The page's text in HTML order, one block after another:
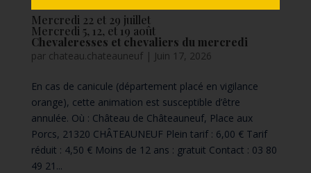
Mercredi 22 et 29 juillet
Mercredi 5, 12, et 19 août
Chevaleresses et chevaliers du mercredi
par chateau.chateauneuf| Juin 17, 2026
En cas de canicule (département placé en vigilance
orange), cette animation est susceptible d’être
annulée. Où : Château de Châteauneuf, Place aux
Porcs, 21320 CHÂTEAUNEUF Plein tarif : 6,00 € Tarif
réduit : 4,50 € Moins de 12 ans : gratuit Contact : 03 80
49 21...